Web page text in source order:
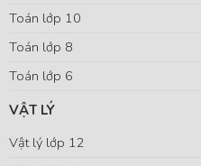
Toán lớp 10
Toán lớp 8
Toán lớp 6
VẬT LÝ
Vật lý lớp 12